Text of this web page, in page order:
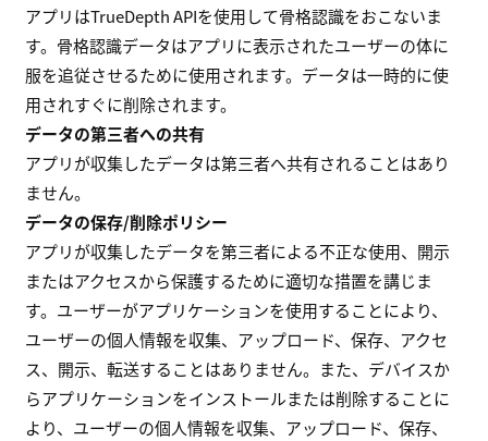
アプリはTrueDepth APIを使用して骨格認識をおこないま
す。骨格認識データはアプリに表示されたユーザーの体に
服を追従させるために使用されます。データは一時的に使
用されすぐに削除されます。
データの第三者への共有
アプリが収集したデータは第三者へ共有されることはあり
ません。
データの保存/削除ポリシー
アプリが収集したデータを第三者による不正な使用、開示
またはアクセスから保護するために適切な措置を講じま
す。ユーザーがアプリケーションを使用することにより、
ユーザーの個人情報を収集、アップロード、保存、アクセ
ス、開示、転送することはありません。また、デバイスか
らアプリケーションをインストールまたは削除することに
より、ユーザーの個人情報を収集、アップロード、保存、